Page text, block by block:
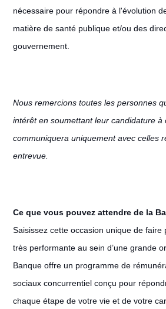
nécessaire pour répondre à l'évolution
matière de santé publique et/ou des
gouvernement.
Nous remercions toutes les personnes
intérêt en soumettant leur candidature à
communiquera uniquement avec celles
entrevue.
Ce que vous pouvez attendre de la
Saisissez cette occasion unique de faire
très performante au sein d’une grande
Banque offre un programme de
sociaux concurrentiel conçu pour
chaque étape de votre vie et de votre